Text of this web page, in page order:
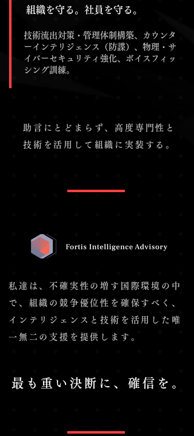
技術流出対策・管理体制構築、カウンタ
ーインテリジェンス（防諜）、物理・サ
イバーセキュリティ強化、ボイスフィッ
シング訓練。
組織を守る。社員を守る。
助言にとどまらず、高度専門性と
技術を活用して組織に実装する。
私達は、不確実性の増す国際環境の中
で、組織の競争優位性を確保すべく、
インテリジェンスと技術を活用した唯
一無二の支援を提供します。
最も重い決断に、確信を。